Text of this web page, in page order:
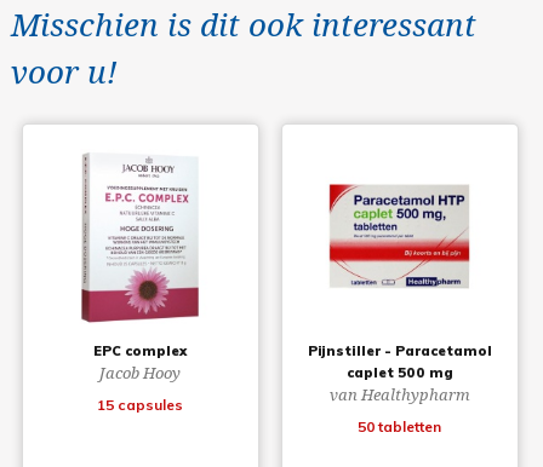
Misschien is dit ook interessant
voor u!
EPC complex
Jacob Hooy
15 capsules
Pijnstiller - Paracetamol
caplet 500 mg
van Healthypharm
50 tabletten